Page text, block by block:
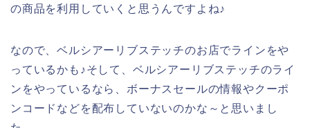
の商品を利用していくと思うんですよね♪
なので、ベルシアーリブステッチのお店でラインをや
っているかも♪そして、ベルシアーリブステッチのライ
ンをやっているなら、ボーナスセールの情報やクーポ
ンコードなどを配布していないのかな～と思いまし